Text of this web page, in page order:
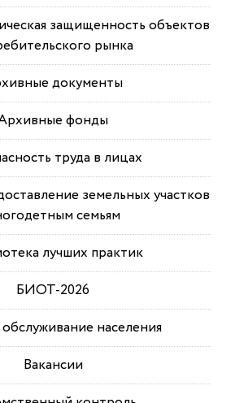
защищенность объектов
рынка
документы
фонды
труда в лицах
земельных участков
семьям
лучших практик
БИОТ-2026
населения
Вакансии